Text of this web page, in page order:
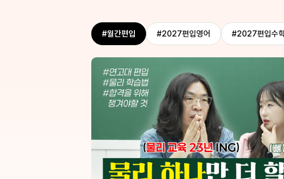
이었지만 진심으로 감사했습니다!
#월간편입 #2027편입영어 #2027편입수